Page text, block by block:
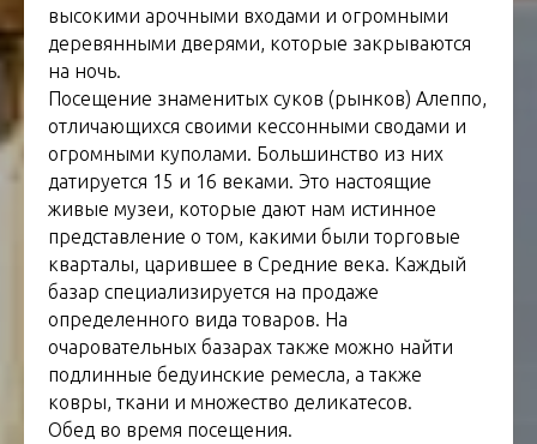
высокими арочными входами и огромными
деревянными дверями, которые закрываются
на ночь.
Посещение знаменитых суков (рынков) Алеппо,
отличающихся своими кессонными сводами и
огромными куполами. Большинство из них
датируется 15 и 16 веками. Это настоящие
живые музеи, которые дают нам истинное
представление о том, какими были торговые
кварталы, царившее в Средние века. Каждый
базар специализируется на продаже
определенного вида товаров. На
очаровательных базарах также можно найти
подлинные бедуинские ремесла, а также
ковры, ткани и множество деликатесов.
Обед во время посещения.